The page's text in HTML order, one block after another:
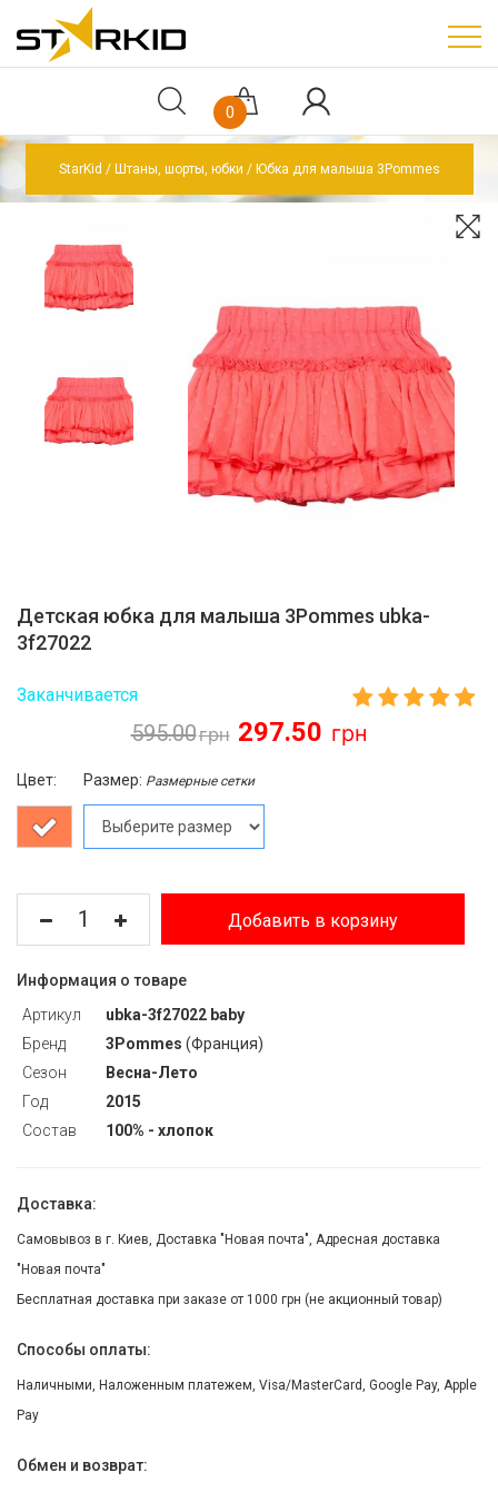
0
StarKid Штаны, шорты, юбки Юбка для малыша 3Pommes
Детская юбка для малыша 3Pommes ubka-
3f27022
Заканчивается
595.00 297.50
Цвет: Размер: Размерные сетки
Добавить в корзину
Информация о товаре
Артикул
ubka-3f27022 baby
Бренд
3Pommes (Франция)
Сезон
Весна-Лето
Год
2015
Состав
100% - хлопок
Доставка:
Самовывоз в г. Киев, Доставка "Новая почта", Адресная доставка
"Новая почта"
Бесплатная доставка при заказе от 1000 грн (не акционный товар)
Способы оплаты:
Наличными, Наложенным платежем, Visa/MasterCard, Google Pay, Apple
Pay
Обмен и возврат: